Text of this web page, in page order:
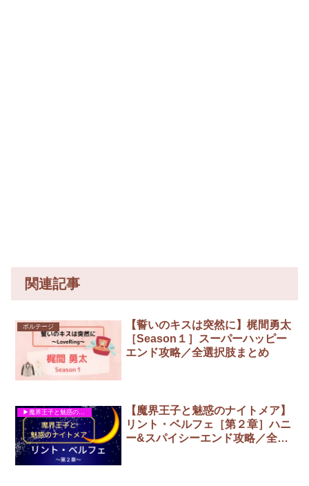
関連記事
ボルテージ
【誓いのキスは突然に】梶間勇太
［Season１］スーパーハッピー
エンド攻略／全選択肢まとめ
▶︎魔界王子と魅惑のナイトメア
【魔界王子と魅惑のナイトメア】
リント・ベルフェ［第２章］ハニ
ー&スパイシーエンド攻略／全選